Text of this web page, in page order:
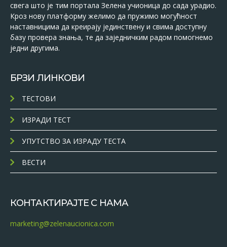
свега што је тим портала Зелена учионица до сада урадио.
Кроз нову платформу желимо да пружимо могућност
наставницима да креирају јединствену и свима доступну
базу провера знања, те да заједничким радом помогнемо
једни другима.
БРЗИ ЛИНКОВИ
ТЕСТОВИ
ИЗРАДИ ТЕСТ
УПУТСТВО ЗА ИЗРАДУ ТЕСТА
ВЕСТИ
КОНТАКТИРАЈТЕ С НАМА
marketing@zelenaucionica.com